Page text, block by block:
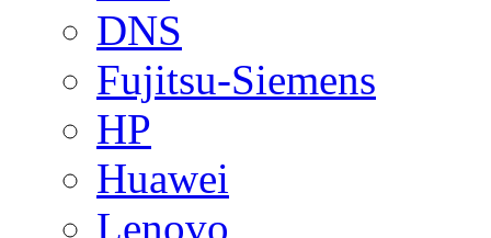
DNS
Fujitsu-Siemens
HP
Huawei
Lenovo